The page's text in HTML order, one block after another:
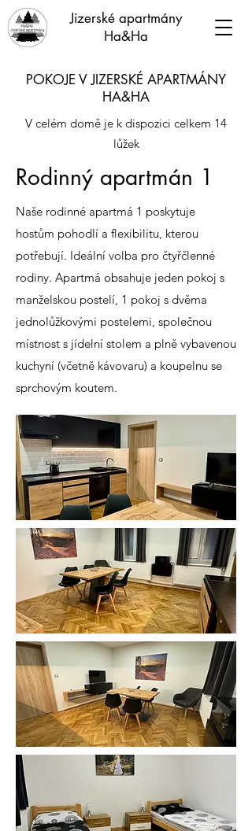
Jizerské apartmány
Ha&Ha
POKOJE V JIZERSKÉ APARTMÁNY
HA&HA
V celém domě je k dispozici celkem 14
lůžek
Rodinný apartmán 1
Naše rodinné apartmá 1 poskytuje
hostům pohodlí a flexibilitu, kterou
potřebují. Ideální volba pro čtyřčlenné
rodiny. Apartmá obsahuje jeden pokoj s
manželskou postelí, 1 pokoj s dvěma
jednolůžkovými postelemi, společnou
místnost s jídelní stolem a plně vybavenou
kuchyní (včetně kávovaru) a koupelnu se
sprchovým koutem.